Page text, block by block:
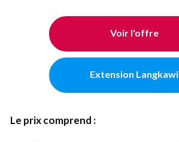
Voir l'offre
Extension Langkawi
Le prix comprend :